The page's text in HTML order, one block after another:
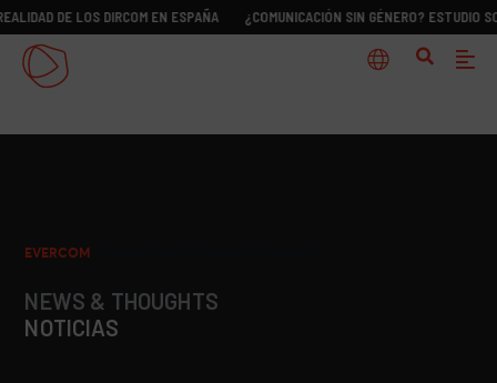
DIRCOM EN ESPAÑA ¿COMUNICACIÓN SIN GÉNERO? ESTUDIO SOBRE LA
EVERCOM
NEWS & THOUGHTS
NOTICIAS